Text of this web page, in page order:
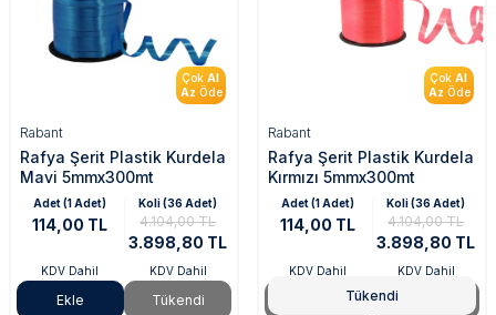
Çok Al
Az Öde
Rabant
Rafya Şerit Plastik Kurdela
Mavi 5mmx300mt
Adet (1 Adet)
114,00 TL
KDV Dahil
Ekle
Koli (36 Adet)
4.104,00 TL
3.898,80 TL
KDV Dahil
Tükendi
Çok Al
Az Öde
Rabant
Rafya Şerit Plastik Kurdela
Kırmızı 5mmx300mt
Tükendi
Adet (1 Adet)
114,00 TL
KDV Dahil
Koli (36 Adet)
4.104,00 TL
3.898,80 TL
KDV Dahil